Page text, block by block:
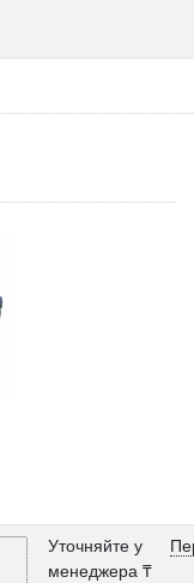
Уточняйте у
менеджера ₸